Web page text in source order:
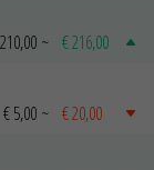
~ € 216,00
€ 5,00 ~ € 20,00